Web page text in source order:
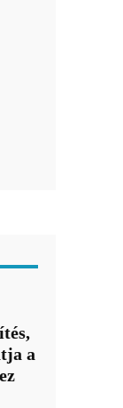
a